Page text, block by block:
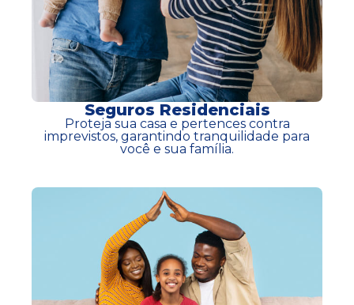
Seguros Residenciais
Proteja sua casa e pertences contra
imprevistos, garantindo tranquilidade para
você e sua família.